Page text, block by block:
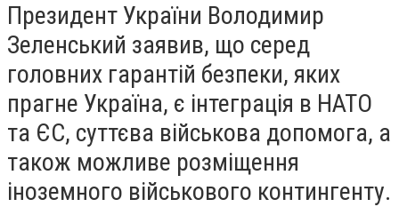
Президент України Володимир
Зеленський заявив, що серед
головних гарантій безпеки, яких
прагне Україна, є інтеграція в НАТО
та ЄС, суттєва військова допомога, а
також можливе розміщення
іноземного військового контингенту.